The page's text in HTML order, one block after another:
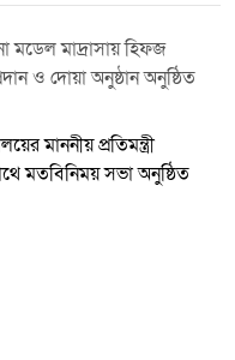
মডেল মাদ্রাসায় হিফজ
ও দোয়া অনুষ্ঠান অনুষ্ঠিত